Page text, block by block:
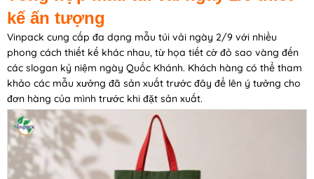
kế ấn tượng
Vinpack cung cấp đa dạng mẫu túi vải ngày 2/9 với nhiều
phong cách thiết kế khác nhau, từ họa tiết cờ đỏ sao vàng đến
các slogan kỷ niệm ngày Quốc Khánh. Khách hàng có thể tham
khảo các mẫu xưởng đã sản xuất trước đây để lên ý tưởng cho
đơn hàng của mình trước khi đặt sản xuất.